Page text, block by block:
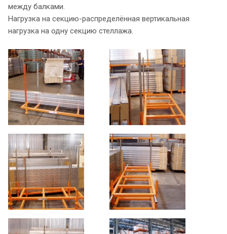
между балками.
Нагрузка на секцию-распределённая вертикальная
нагрузка на одну секцию стеллажа.